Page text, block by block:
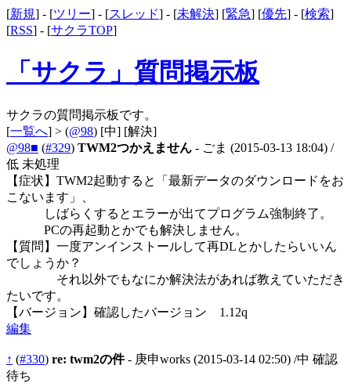
[新規] - [ツリー] - [スレッド] - [未解決] [緊急] [優先] - [検索]
[RSS] - [サクラTOP]
「サクラ」質問掲示板
サクラの質問掲示板です。
[一覧へ] > (@98) [中] [解決]
@98■ (#329) TWM2つかえません - ごま (2015-03-13 18:04) /
低 未処理
【症状】TWM2起動すると「最新データのダウンロードをお
こないます」、
しばらくするとエラーが出てプログラム強制終了。
PCの再起動とかでも解決しません。
【質問】一度アンインストールして再DLとかしたらいいん
でしょうか？
それ以外でもなにか解決法があれば教えていただき
たいです。
【バージョン】確認したバージョン 1.12q
編集
↑ (#330) re: twm2の件- 庚申works (2015-03-14 02:50) /中 確認
待ち